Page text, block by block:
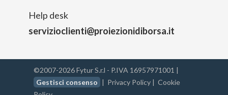
Help desk
servizioclienti@proiezionidiborsa.it
©2007-2026 Fytur S.r.l - P.IVA 16957971001 |
Gestisci consenso | Privacy Policy | Cookie